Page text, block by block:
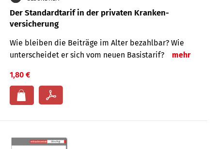
Der Standard­tarif in der privaten Kranken­
versicherung
Wie bleiben die Beiträge im Alter bezahlbar? Wie
unterscheidet er sich vom neuen Basistarif?
mehr
1,80 €